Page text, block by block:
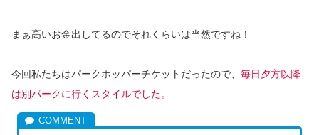
まぁ高いお金出してるのでそれくらいは当然ですね！
今回私たちはパークホッパーチケットだったので、 毎日夕方以降
は別パークに行くスタイルでした。